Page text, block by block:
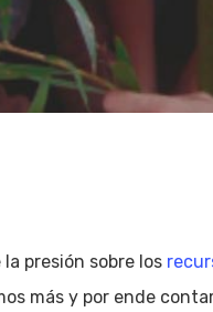
presión sobre los
más y por ende